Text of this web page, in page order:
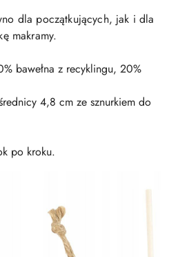
dla początkujących, jak i dla
makramy.
bawełna z recyklingu, 20%
4,8 cm ze sznurkiem do
po kroku.